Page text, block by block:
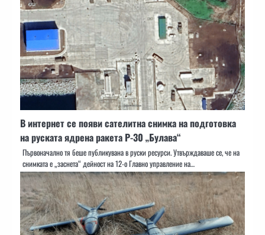
В интернет се появи сателитна снимка на подготовка
на руската ядрена ракета Р-30 „Булава“
Първоначално тя беше публикувана в руски ресурси. Утвърждаваше се, че на
снимката е „заснета“ дейност на 12-о Главно управление на…